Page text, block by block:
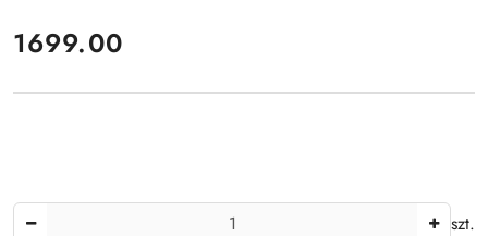
cena:
1699.00
szt.